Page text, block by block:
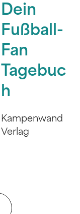
Dein
Fußball-
Fan
Tagebuc
h
Kampenwand
Verlag